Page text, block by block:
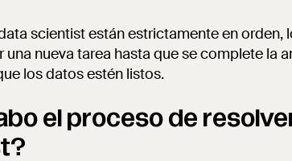
scientist están estrictamente en orden,
nueva tarea hasta que se complete la
los datos estén listos.
el proceso de